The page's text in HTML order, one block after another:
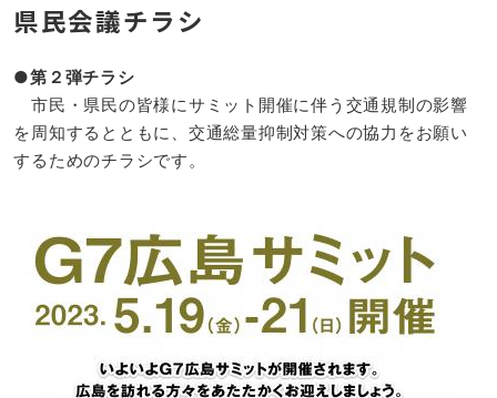
県民会議チラシ
●第２弾チラシ
市民・県民の皆様にサミット開催に伴う交通規制の影響
を周知するとともに、交通総量抑制対策への協力をお願い
するためのチラシです。